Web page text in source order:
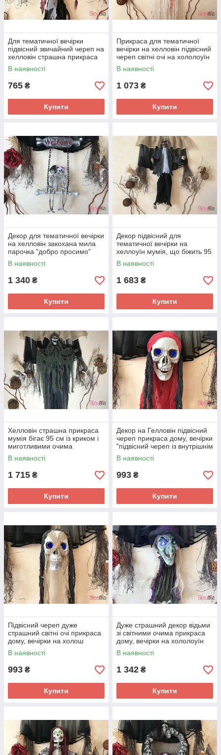
Для тематичної вечірки
підвісний звичайний череп на
хелловін страшна прикраса
В наявності
765 ₴
Купити
Прикраса для тематичної
вечірки на хелловін підвісний
череп світні очі на хололоуїн
В наявності
1 073 ₴
Купити
Декор для тематичної вечірки
на хелловін закохана мила
парочка "добро просимо"
В наявності
1 340 ₴
Купити
Декор підвісний для
тематичної вечірки на
хеллоуїн мумія, що біжить 95
см із криком і миготливими
очима
В наявності
1 683 ₴
Купити
Хелловін страшна прикраса
мумія бігає 95 см із криком і
миготливими очима
В наявності
1 715 ₴
Купити
Декор на Гелловін підвісний
череп прикраса дому, вечірки
"підвісний череп із внутрішнім
світлом"
В наявності
993 ₴
Купити
Підвісний череп дуже
страшний світні очі прикраса
дому, вечірки на холош
В наявності
993 ₴
Купити
Дуже страшний декор відьми
зі світними очима прикраса
дому, вечірки на хололоуїн
В наявності
1 342 ₴
Купити